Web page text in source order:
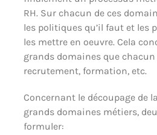
RH. Sur chacun de ces
les politiques qu’il faut et les
les mettre en oeuvre. Cela
grands domaines que
recrutement, formation, etc.
Concernant le découpage de
grands domaines métiers,
formuler: